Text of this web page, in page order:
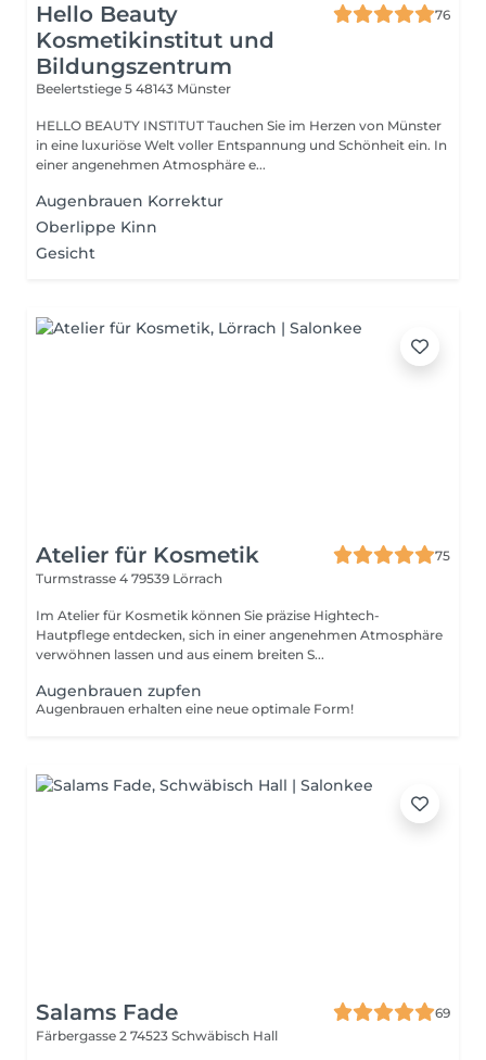
Hello Beauty
Kosmetikinstitut und
Bildungszentrum
76
Beelertstiege 5 48143 Münster
HELLO BEAUTY INSTITUT Tauchen Sie im Herzen von Münster
in eine luxuriöse Welt voller Entspannung und Schönheit ein. In
einer angenehmen Atmosphäre e...
Augenbrauen Korrektur
Oberlippe Kinn
Gesicht
Atelier für Kosmetik
75
Turmstrasse 4 79539 Lörrach
Im Atelier für Kosmetik können Sie präzise Hightech-
Hautpflege entdecken, sich in einer angenehmen Atmosphäre
verwöhnen lassen und aus einem breiten S...
Augenbrauen zupfen
Augenbrauen erhalten eine neue optimale Form!
Salams Fade
69
Färbergasse 2 74523 Schwäbisch Hall